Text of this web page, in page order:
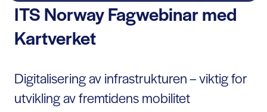
ITS Norway Fagwebinar med
Kartverket
Digitalisering av infrastrukturen – viktig for
utvikling av fremtidens mobilitet